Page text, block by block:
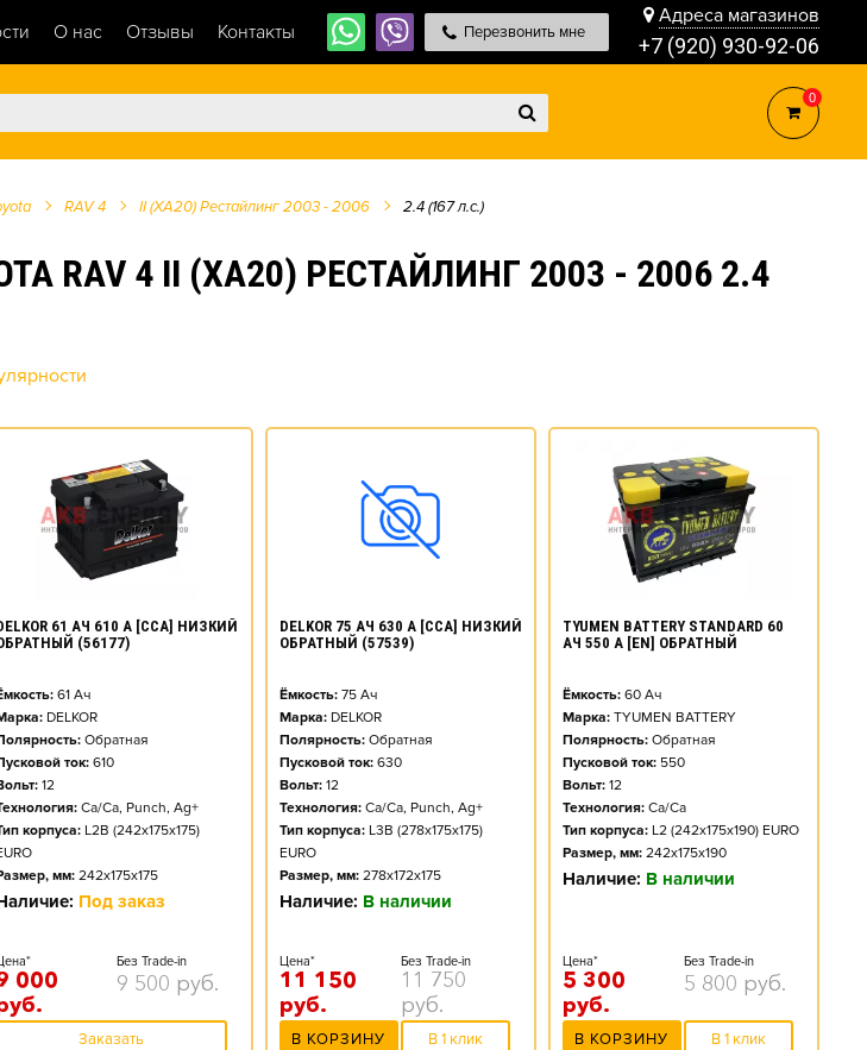
О нас Отзывы Контакты Перезвонить мне
Адреса магазинов
+7 (920) 930-92-06
0
RAV 4 II (XA20) Рестайлинг 2003 - 2006 2.4 (167 л.с.)
RAV 4 II (XA20) РЕСТАЙЛИНГ 2003 - 2006 2.4
61 АЧ 610 А [CCA] НИЗКИЙ
(56177)
61 Ач
DELKOR
Обратная
ток: 610
12
Ca/Ca, Punch, Ag+
корпуса: L2B (242x175x175)
мм: 242x175x175
Под заказ
000
Без Trade-in
9 500 руб.
Заказать
DELKOR 75 АЧ 630 А [CCA] НИЗКИЙ
ОБРАТНЫЙ (57539)
Ёмкость: 75Ач
Марка: DELKOR
Полярность: Обратная
Пусковой ток: 630
Вольт: 12
Технология: Ca/Ca, Punch, Ag+
Тип корпуса: L3B (278x175x175)
EURO
Размер, мм: 278x172x175
Наличие: В наличии
Цена*
11 150
руб.
Без Trade-in
11 750
руб.
В КОРЗИНУ В 1 клик
TYUMEN BATTERY STANDARD 60
АЧ 550 А [EN] ОБРАТНЫЙ
Ёмкость: 60Ач
Марка: TYUMEN BATTERY
Полярность: Обратная
Пусковой ток: 550
Вольт: 12
Технология: Ca/Ca
Тип корпуса: L2 (242x175x190) EURO
Размер, мм: 242x175x190
Наличие: В наличии
Цена*
5 300
руб.
Без Trade-in
5 800 руб.
В КОРЗИНУ В 1 клик